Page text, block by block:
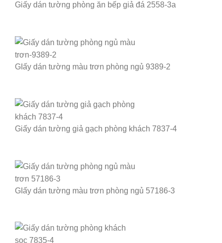
Giấy dán tường phòng ăn bếp giả đá 2558-3a
GIấy dán tường màu trơn phòng ngủ 9389-2
Giấy dán tường giả gạch phòng khách 7837-4
GIấy dán tường màu trơn phòng ngủ 57186-3